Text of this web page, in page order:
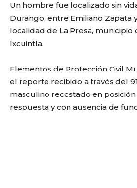
Un hombre fue localizado sin
Durango, entre Emiliano Zapata
localidad de La Presa, municipio
Ixcuintla.
Elementos de Protección Civil
el reporte recibido a través del
masculino recostado en posición
respuesta y con ausencia de